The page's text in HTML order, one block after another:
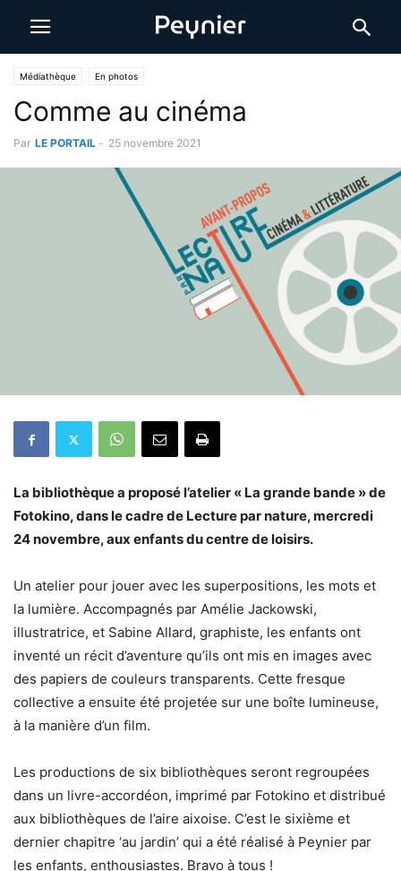
Médiathèque En photos
Comme au cinéma
Par LE PORTAIL - 25 novembre 2021
La bibliothèque a proposé l’atelier « La grande bande » de
Fotokino, dans le cadre de Lecture par nature, mercredi
24 novembre, aux enfants du centre de loisirs.
Un atelier pour jouer avec les superpositions, les mots et
la lumière. Accompagnés par Amélie Jackowski,
illustratrice, et Sabine Allard, graphiste, les enfants ont
inventé un récit d’aventure qu’ils ont mis en images avec
des papiers de couleurs transparents. Cette fresque
collective a ensuite été projetée sur une boîte lumineuse,
à la manière d’un film.
Les productions de six bibliothèques seront regroupées
dans un livre-accordéon, imprimé par Fotokino et distribué
aux bibliothèques de l’aire aixoise. C’est le sixième et
dernier chapitre ‘au jardin’ qui a été réalisé à Peynier par
les enfants, enthousiastes. Bravo à tous !